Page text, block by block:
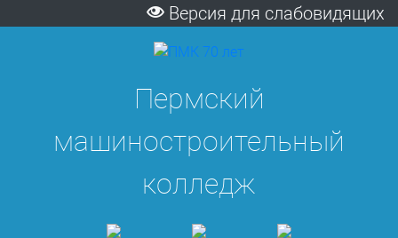
Версия для слабовидящих
Пермский
машиностроительный
колледж